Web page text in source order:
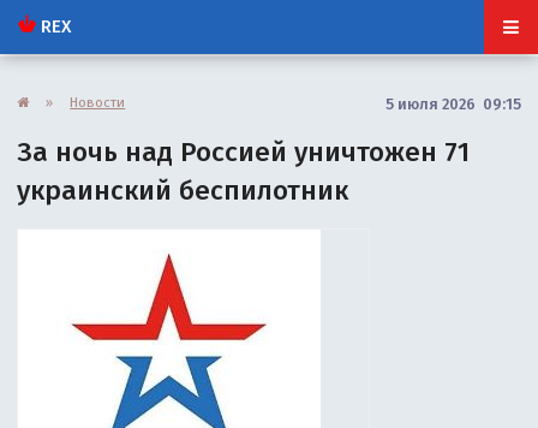
REX
» Новости 5 июля 2026 09:15
За ночь над Россией уничтожен 71
украинский беспилотник